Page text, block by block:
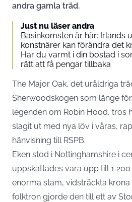
andra gamla träd.
Just nu läser andra
Basinkomsten är här: Irlands
konstnärer kan förändra det
Har du varmt i din bostad i
rätt att få pengar tillbaka
The Major Oak, det uråldriga
Sherwoodskogen som länge
legenden om Robin Hood, tros
slagit ut med nya löv i våras,
hänvisning till RSPB.
Eken stod i Nottinghamshire i
uppskattades vara upp till 1
enorma stam, vidsträckta
folktron gjorde den till ett av